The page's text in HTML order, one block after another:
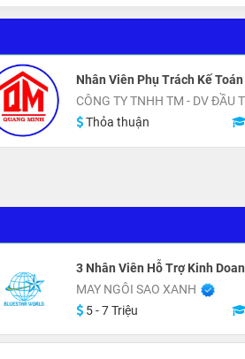
Nhân Viên Phụ Trách Kế Toán
CÔNG TY TNHH TM - DV ĐẦU
Thỏa thuận
3 Nhân Viên Hỗ Trợ Kinh
MAY NGÔI SAO XANH
5 - 7 Triệu